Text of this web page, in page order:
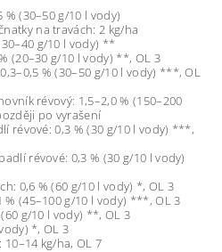
(30–50 g/10 l vody)
na travách: 2 kg/ha
g/10 l vody) **
(20–30 g/10 l vody) **, OL 3
% (30–50 g/10 l vody) ***, OL
révový: 1,5–2,0 % (150–200
po vyrašení
révové: 0,3 % (30 g/10 l vody) ***,
révové: 0,3 % (30 g/10 l vody)
0,6 % (60 g/10 l vody) *, OL 3
(45–100 g/10 l vody) ***, OL 3
g/10 l vody) **, OL 3
*, OL 3
kg/ha, OL 7